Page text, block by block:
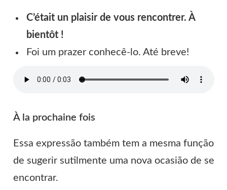
C’était un plaisir de vous rencontrer. À
bientôt !
Foi um prazer conhecê-lo. Até breve!
À la prochaine fois
Essa expressão também tem a mesma função
de sugerir sutilmente uma nova ocasião de se
encontrar.